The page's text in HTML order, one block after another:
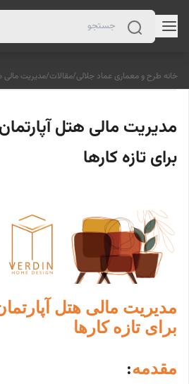
خانه طرح و معماری عماد جلالی/مقالات/مدیریت مالی
مدیریت مالی هتل
برای تازه کارها
مدیریت مالی هتل
برای تازه کارها
مقدمه: